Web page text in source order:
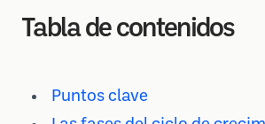
Tabla de contenidos
Puntos clave